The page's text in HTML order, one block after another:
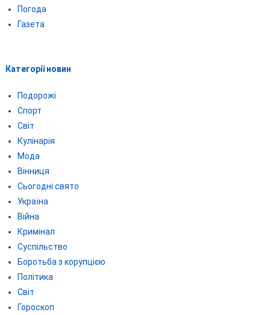
Погода
Газета
Категорії новин
Подорожі
Спорт
Світ
Кулінарія
Мода
Вінниця
Сьогодні свято
Україна
Війна
Кримінал
Суспільство
Боротьба з корупцією
Політика
Світ
Гороскоп